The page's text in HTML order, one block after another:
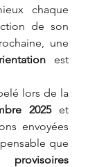
chaque
de son
est
lors de la
2025 et
envoyées
que